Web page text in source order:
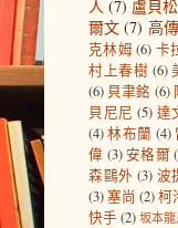
人 (7) 盧貝松
爾文 (7) 高
克林姆 (6) 卡
村上春樹 (6)
(6) 貝聿銘 (6)
貝尼尼 (5) 達
(4)林布蘭 (4)
偉 (3)安格爾
森鷗外 (3) 波
(3)塞尚 (2)柯
快手 (2) 坂本